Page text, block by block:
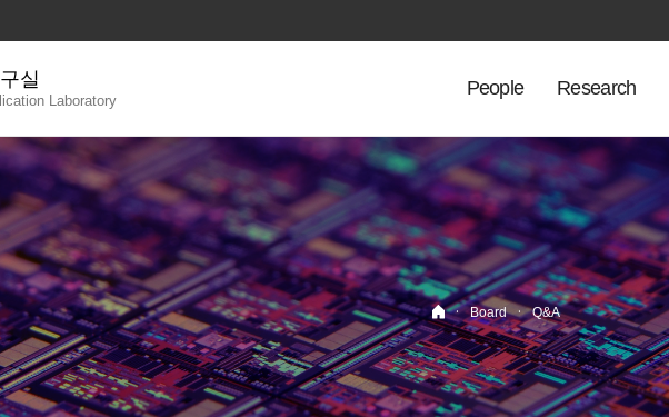
실
Laboratory
People Research
· Board · Q&A